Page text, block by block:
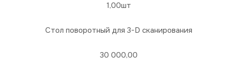
1,00шт
Стол поворотный для 3-D сканирования
30 000,00